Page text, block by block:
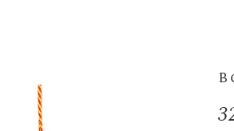
Vino De Jerez
Pedro Ximénez